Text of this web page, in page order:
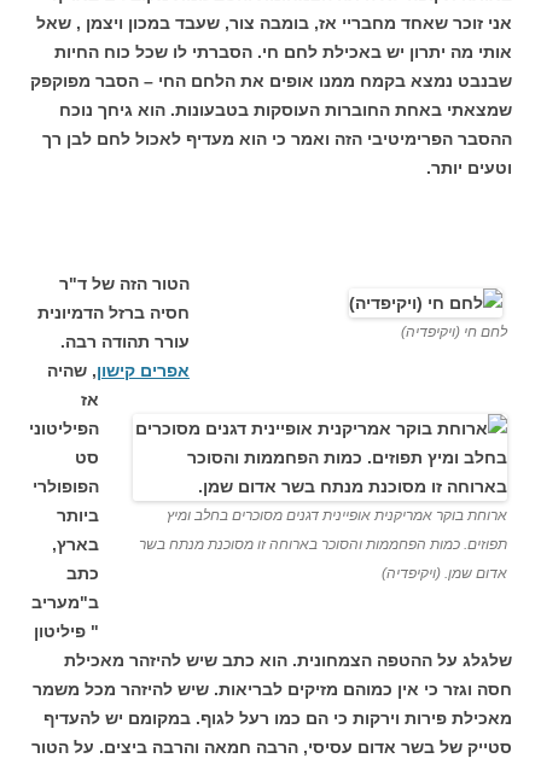
אני זוכר שאחד מחבריי אז, בומבה צור, שעבד במכון ויצמן , שאל
אותי מה יתרון יש באכילת לחם חי. הסברתי לו שכל כוח החיות
שבנבט נמצא בקמח ממנו אופים את הלחם החי – הסבר מפוקפק
שמצאתי באחת החוברות העוסקות בטבעונות. הוא גיחך נוכח
ההסבר הפרימיטיבי הזה ואמר כי הוא מעדיף לאכול לחם לבן רך
וטעים יותר.
לחם חי (ויקיפדיה)
ארוחת בוקר אמריקנית אופיינית דגנים מסוכרים בחלב ומיץ
תפוזים. כמות הפחממות והסוכר בארוחה זו מסוכנת מנתח בשר
אדום שמן. (ויקיפדיה)
הטור הזה של ד"ר
חסיה ברזל הדמיונית
עורר תהודה רבה.
אפרים קישון, שהיה
אז
הפיליטוני
סט
הפופולרי
ביותר
בארץ,
כתב
ב"מעריב
" פיליטון
שלגלג על ההטפה הצמחונית. הוא כתב שיש להיזהר מאכילת
חסה וגזר כי אין כמוהם מזיקים לבריאות. שיש להיזהר מכל משמר
מאכילת פירות וירקות כי הם כמו רעל לגוף. במקומם יש להעדיף
סטייק של בשר אדום עסיסי, הרבה חמאה והרבה ביצים. על הטור